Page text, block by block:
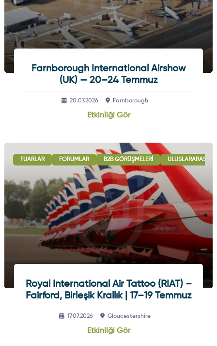
Farnborough International Airshow
(UK) — 20–24 Temmuz
20.07.2026 Farnborough
Etkinliği Gör
FUARLAR FORUMLAR B2B GÖRÜŞMELERI ULUSLARARASI
Royal International Air Tattoo (RIAT) –
Fairford, Birleşik Krallık | 17–19 Temmuz
17.07.2026 Gloucestershire
Etkinliği Gör